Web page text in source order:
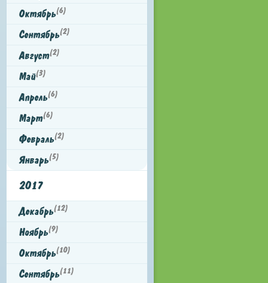
Октябрь(6)
Сентябрь(2)
Август(2)
Май(3)
Апрель(6)
Март(6)
Февраль(2)
Январь(5)
2017
Декабрь(12)
Ноябрь(9)
Октябрь(10)
Сентябрь(11)